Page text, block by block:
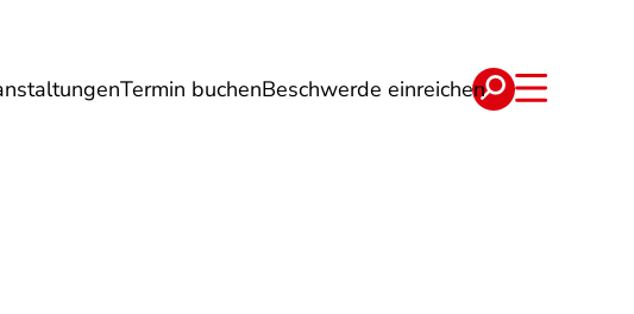
Termin buchenBeschwerde einreichen
& Wohnen Lebensmittel & Ernährung